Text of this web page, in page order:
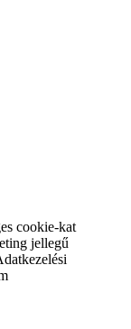
cookie-kat
jellegű